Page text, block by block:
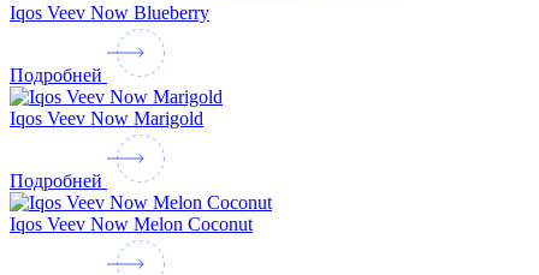
Iqos Veev Now Blueberry
Подробней
Iqos Veev Now Marigold
Подробней
Iqos Veev Now Melon Coconut